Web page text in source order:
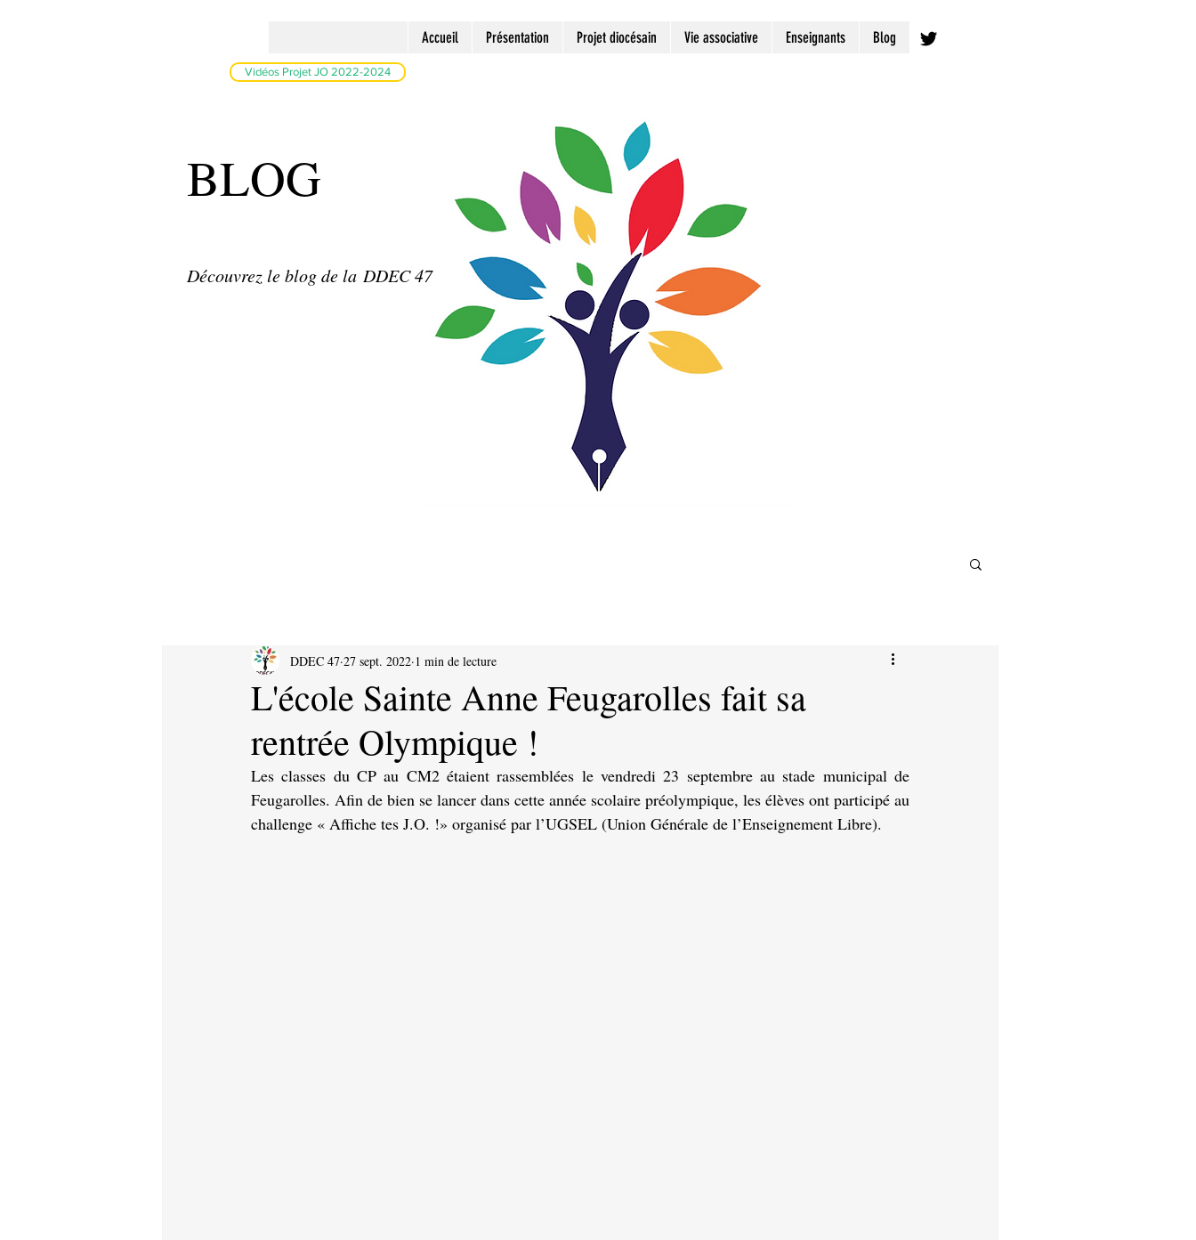
Accueil Présentation Projet diocésain Vie associative Enseignants Blog
Vidéos Projet JO 2022-2024
BLOG
Découvrez le blog de la DDEC 47
L'école Sainte Anne Feugarolles fait sa
rentrée Olympique !
DDEC 47 27 sept. 2022 1 min de lecture
Les classes du CP au CM2 étaient rassemblées le vendredi 23 septembre au stade municipal de
Feugarolles. Afin de bien se lancer dans cette année scolaire préolympique, les élèves ont participé au
challenge « Affiche tes J.O. !» organisé par l’UGSEL (Union Générale de l’Enseignement Libre).